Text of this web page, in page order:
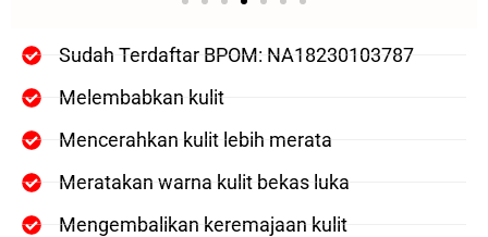
Sudah Terdaftar BPOM: NA18230103787
Melembabkan kulit
Mencerahkan kulit lebih merata
Meratakan warna kulit bekas luka
Mengembalikan keremajaan kulit